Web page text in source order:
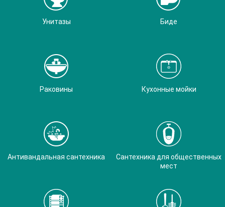
Унитазы Биде
Раковины Кухонные мойки
Антивандальная сантехника
Сантехника для общественных
мест